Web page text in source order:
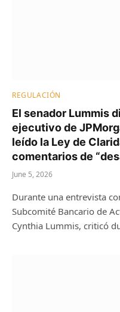
REGULACIÓN
El senador Lummis
ejecutivo de
leído la Ley de
comentarios de
June 5, 2026
Durante una entrevista
Subcomité Bancario de
Cynthia Lummis, criticó